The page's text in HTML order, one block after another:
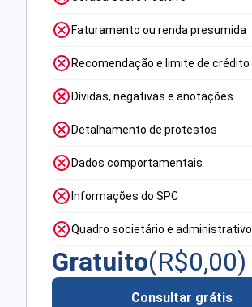
Faturamento ou renda presumida
Recomendação e limite de crédito
Dívidas, negativas e anotações
Detalhamento de protestos
Dados comportamentais
Informações do SPC
Quadro societário e administrativo
Gratuito(R$0,00)
Consultar grátis